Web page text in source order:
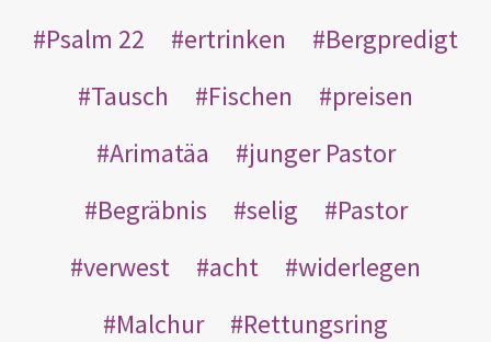
Psalm 22
ertrinken
Bergpredigt
Tausch
Fischen
preisen
Arimatäa
junger Pastor
Begräbnis
selig
Pastor
verwest
acht
widerlegen
Malchur
Rettungsring